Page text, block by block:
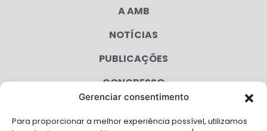
Gerenciar consentimento
Para proporcionar a melhor experiência possível, utilizamos
A AMB
NOTÍCIAS
PUBLICAÇÕES
CONGRESSO